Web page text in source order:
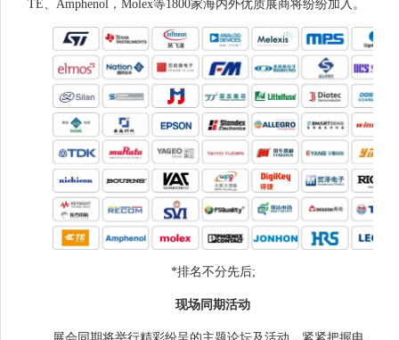
TE、Amphenol，Molex等1800家海内外优质展商将纷纷加入。
*排名不分先后;
现场同期活动